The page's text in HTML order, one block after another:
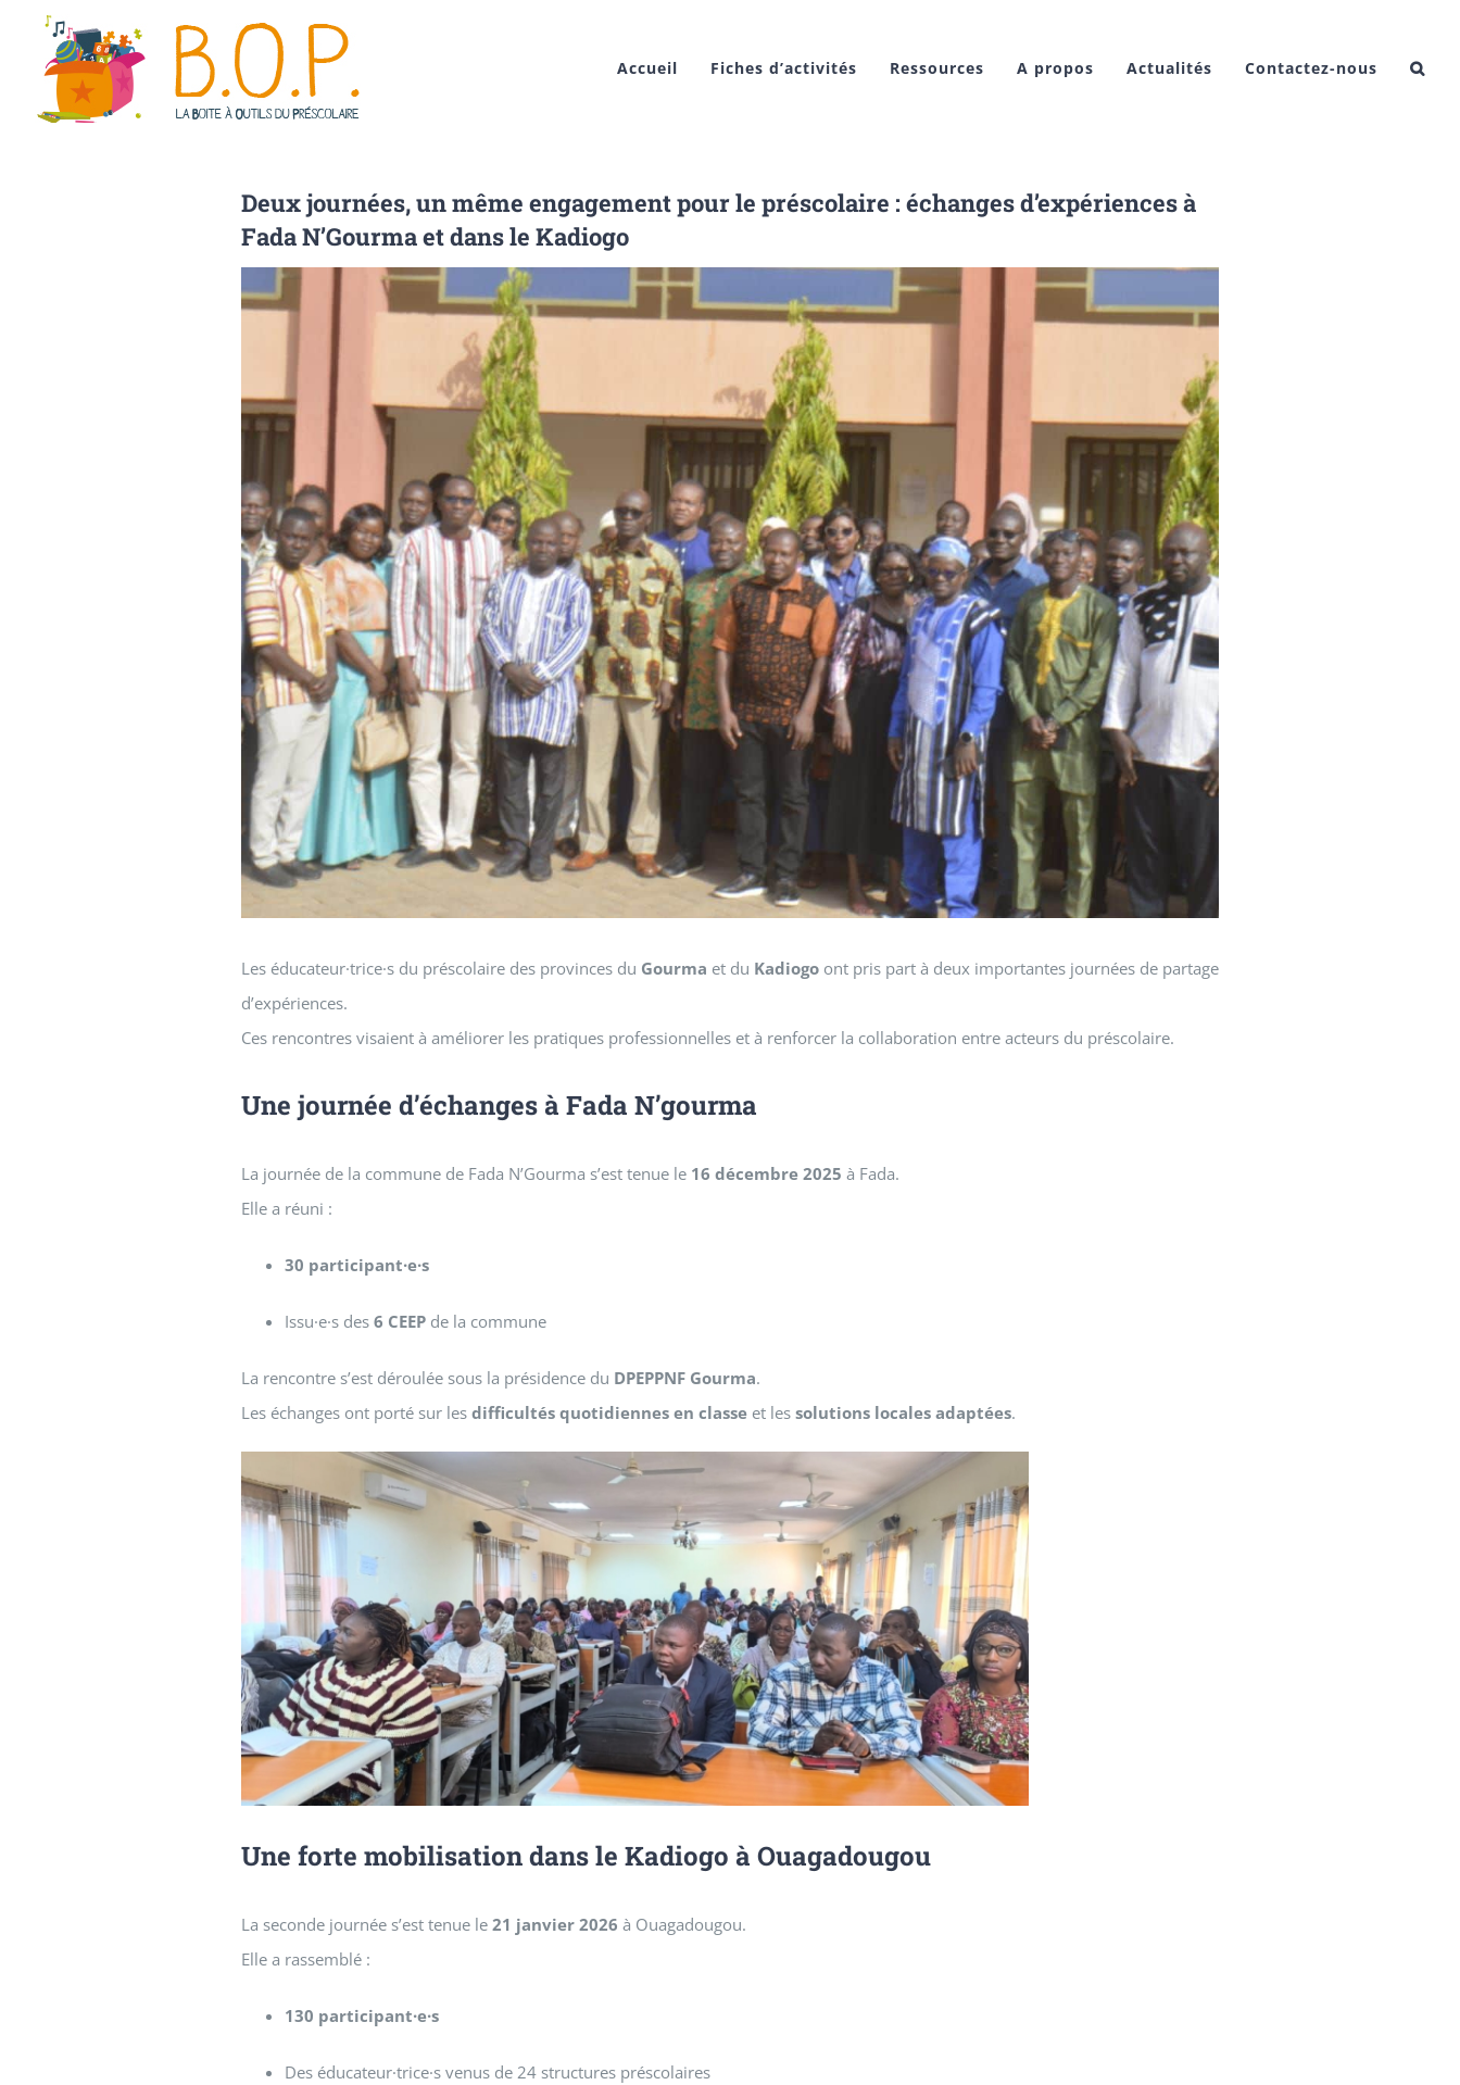
Passer
contenu
Accueil Fiches d’activités Ressources A propos Actualités Contactez-nous
Deux journées, un même engagement pour le préscolaire : échanges d’expériences à
Fada N’Gourma et dans le Kadiogo
l'image
Les éducateur·trice·s du préscolaire des provinces du Gourma et du Kadiogo ont pris part à deux importantes journées de partage
d’expériences.
Ces rencontres visaient à améliorer les pratiques professionnelles et à renforcer la collaboration entre acteurs du préscolaire.
Une journée d’échanges à Fada N’gourma
La journée de la commune de Fada N’Gourma s’est tenue le 16 décembre 2025 à Fada.
Elle a réuni :
30 participant·e·s
Issu·e·s des 6 CEEP de la commune
La rencontre s’est déroulée sous la présidence du DPEPPNF Gourma.
Les échanges ont porté sur les difficultés quotidiennes en classe et les solutions locales adaptées.
Une forte mobilisation dans le Kadiogo à Ouagadougou
La seconde journée s’est tenue le 21 janvier 2026 à Ouagadougou.
Elle a rassemblé :
130 participant·e·s
Des éducateur·trice·s venus de 24 structures préscolaires